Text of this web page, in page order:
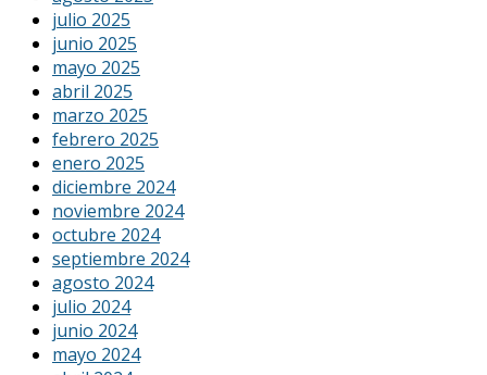
julio 2025
junio 2025
mayo 2025
abril 2025
marzo 2025
febrero 2025
enero 2025
diciembre 2024
noviembre 2024
octubre 2024
septiembre 2024
agosto 2024
julio 2024
junio 2024
mayo 2024